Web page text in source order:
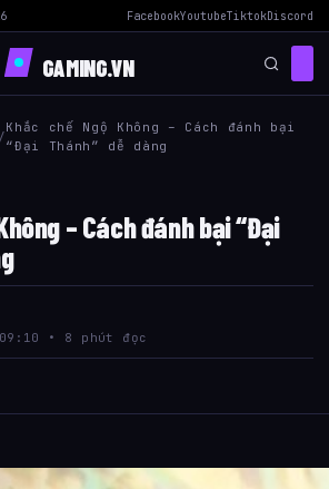
FacebookYoutubeTiktokDiscord
GAMING.VN
/
Khắc chế Ngộ Không – Cách đánh bại
“Đại Thánh” dễ dàng
– Cách đánh bại “Đại
• 8 phút đọc